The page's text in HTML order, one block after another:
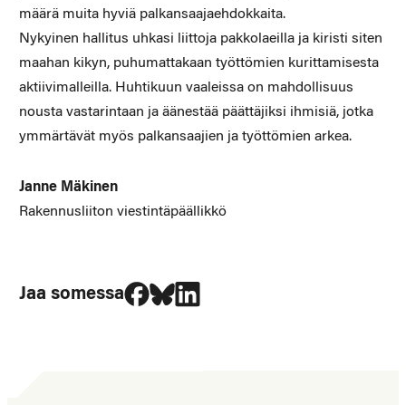
määrä muita hyviä palkansaajaehdokkaita.
Nykyinen hallitus uhkasi liittoja pakkolaeilla ja kiristi siten
maahan kikyn, puhumattakaan työttömien kurittamisesta
aktiivimalleilla. Huhtikuun vaaleissa on mahdollisuus
nousta vastarintaan ja äänestää päättäjiksi ihmisiä, jotka
ymmärtävät myös palkansaajien ja työttömien arkea.
Janne Mäkinen
Rakennusliiton viestintäpäällikkö
Jaa somessa
Jaa Facebookissa
Jaa Blueskyssa
Jaa LinkedIn:ssä